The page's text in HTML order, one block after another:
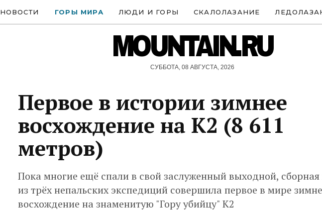
НОВОСТИ ГОРЫ МИРА ЛЮДИ И ГОРЫ СКАЛОЛАЗАНИЕ
MOUNTAIN.RU
СУББОТА, 08 АВГУСТА, 2026
Первое в истории зимнее
восхождение на К2 (8 611
метров)
Пока многие ещё спали в свой заслуженный выходной,
из трёх непальских экспедиций совершила первое в мире
восхождение на знаменитую "Гору убийцу" К2